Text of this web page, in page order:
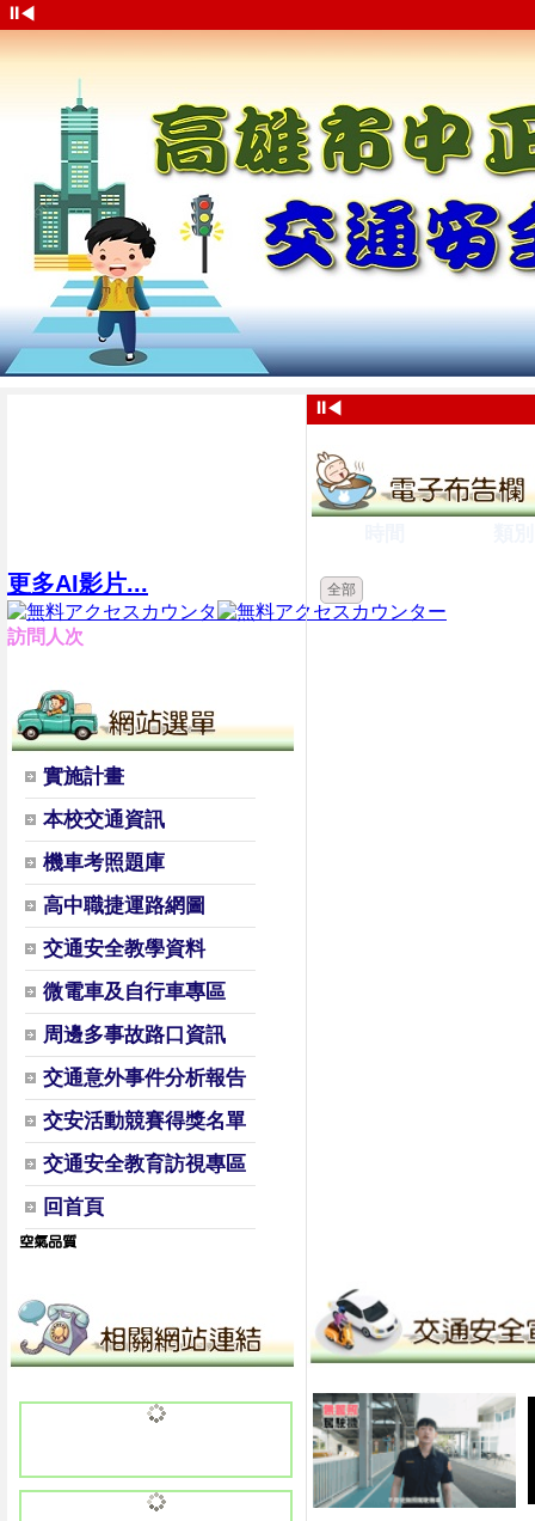
⏸◀
更多AI影片...
訪問人次
實施計畫
本校交通資訊
機車考照題庫
高中職捷運路網圖
交通安全教學資料
微電車及自行車專區
周邊多事故路口資訊
交通意外事件分析報告
交安活動競賽得獎名單
交通安全教育訪視專區
回首頁
⏸◀
全部